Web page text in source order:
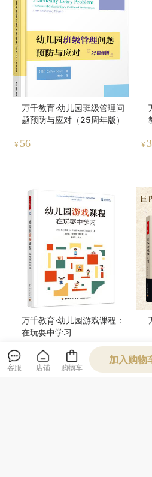
万千教育·幼儿园班级管理问
题预防与应对（25周年版）
¥ 56 ¥
万千教育·幼儿园游戏课程：
在玩耍中学习
¥62
本
客服 店铺 购物车
加入购物